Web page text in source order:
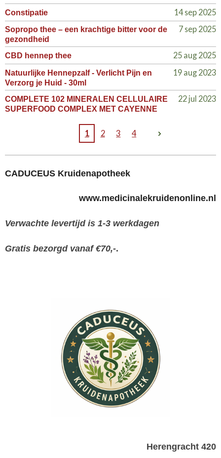
Constipatie 14 sep 2025
Sopropo thee – een krachtige bitter voor de
gezondheid
7 sep 2025
CBD hennep thee 25 aug 2025
Natuurlijke Hennepzalf - Verlicht Pijn en
Verzorg je Huid - 30ml
19 aug 2023
COMPLETE 102 MINERALEN CELLULAIRE
SUPERFOOD COMPLEX MET CAYENNE
22 jul 2023
1 2 3 4
CADUCEUS Kruidenapotheek
www.medicinalekruidenonline.nl
Verwachte levertijd is 1-3 werkdagen
Gratis bezorgd vanaf €70,-.
Herengracht 420